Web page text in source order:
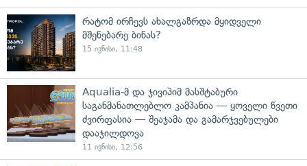
რატომ ირჩევს ახალგაზრდა მყიდველი
მშენებარე ბინას?
15 ივნისი, 11:48
Aqualia-მ და ჯივიპიმ მასშტაბური
საგანმანათლებლო კამპანია — ყოველი წვეთი
ძვირფასია — შეაჯამა და გამარჯვებულები
დააჯილდოვა
11 ივნისი, 12:56